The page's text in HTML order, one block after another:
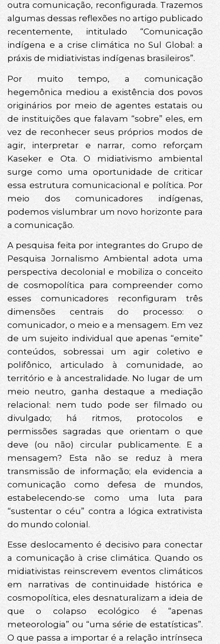
outra comunicação, reconfigurada. Trazemos
algumas dessas reflexões no artigo publicado
recentemente, intitulado “Comunicação
indígena e a crise climática no Sul Global: a
práxis de midiativistas indígenas brasileiros”.
Por muito tempo, a comunicação
hegemônica mediou a existência dos povos
originários por meio de agentes estatais ou
de instituições que falavam “sobre” eles, em
vez de reconhecer seus próprios modos de
agir, interpretar e narrar, como reforçam
Kaseker e Ota. O midiativismo ambiental
surge como uma oportunidade de criticar
essa estrutura comunicacional e política. Por
meio dos comunicadores indígenas,
podemos vislumbrar um novo horizonte para
a comunicação.
A pesquisa feita por integrantes do Grupo de
Pesquisa Jornalismo Ambiental adota uma
perspectiva decolonial e mobiliza o conceito
de cosmopolítica para compreender como
esses comunicadores reconfiguram três
dimensões centrais do processo: o
comunicador, o meio e a mensagem. Em vez
de um sujeito individual que apenas “emite”
conteúdos, sobressai um agir coletivo e
polifônico, articulado à comunidade, ao
território e à ancestralidade. No lugar de um
meio neutro, ganha destaque a mediação
relacional: nem tudo pode ser filmado ou
divulgado; há ritmos, protocolos e
permissões sagradas que orientam o que
deve (ou não) circular publicamente. E a
mensagem? Esta não se reduz à mera
transmissão de informação; ela evidencia a
comunicação como defesa de mundos,
estabelecendo-se como uma luta para
“sustentar o céu” contra a lógica extrativista
do mundo colonial.
Esse deslocamento é decisivo para conectar
a comunicação à crise climática. Quando os
midiativistas reinscrevem eventos climáticos
em narrativas de continuidade histórica e
cosmopolítica, eles desnaturalizam a ideia de
que o colapso ecológico é “apenas
meteorologia” ou “uma série de estatísticas”.
O que passa a importar é a relação intrínseca